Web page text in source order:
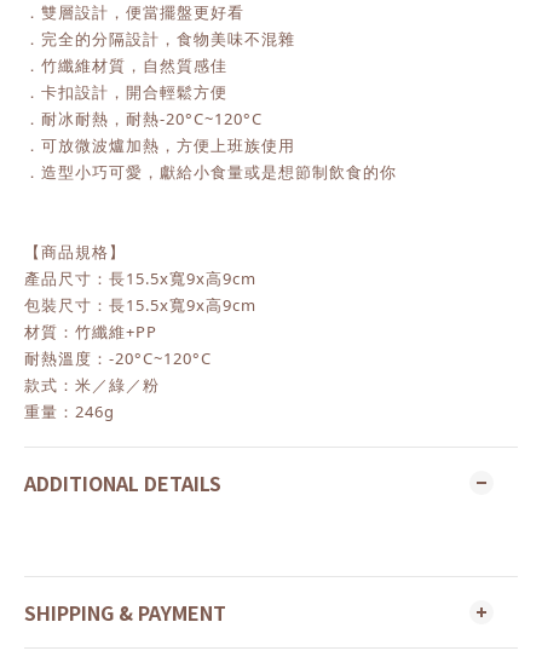
．雙層設計，便當擺盤更好看
．完全的分隔設計，食物美味不混雜
．竹纖維材質，自然質感佳
．卡扣設計，開合輕鬆方便
．耐冰耐熱，耐熱-20°C~120°C
．可放微波爐加熱，方便上班族使用
．造型小巧可愛，獻給小食量或是想節制飲食的你
【商品規格】
產品尺寸：長15.5x寬9x高9cm
包裝尺寸：長15.5x寬9x高9cm
材質：竹纖維+PP
耐熱溫度：-20°C~120°C
款式：米／綠／粉
重量：246g
ADDITIONAL DETAILS
SHIPPING & PAYMENT